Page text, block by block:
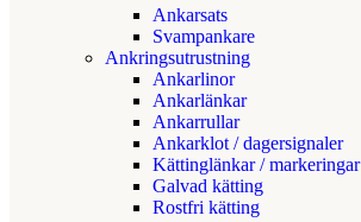
Ankarsats
Svampankare
Ankringsutrustning
Ankarlinor
Ankarlänkar
Ankarrullar
Ankarklot / dagersignaler
Kättinglänkar / markeringar
Galvad kätting
Rostfri kätting